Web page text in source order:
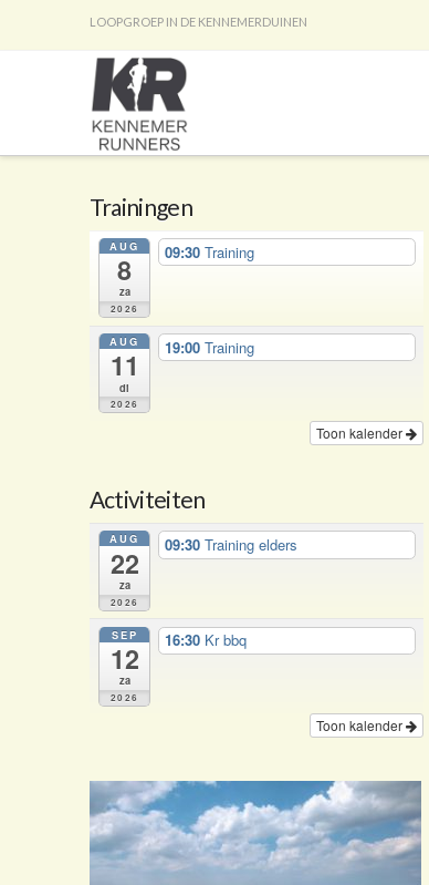
LOOPGROEP IN DE KENNEMERDUINEN
Trainingen
AUG
8
za
2026
09:30Training
AUG
11
di
2026
19:00Training
Toon kalender
Activiteiten
AUG
22
za
2026
09:30Training elders
SEP
12
za
2026
16:30 Kr bbq
Toon kalender